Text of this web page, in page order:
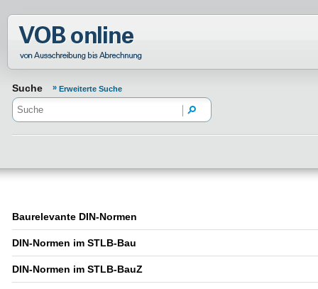
Normenportal Barrierefreiheit
Suche Erweiterte Suche
Baurelevante DIN-Normen
DIN-Normen im STLB-Bau
DIN-Normen im STLB-BauZ